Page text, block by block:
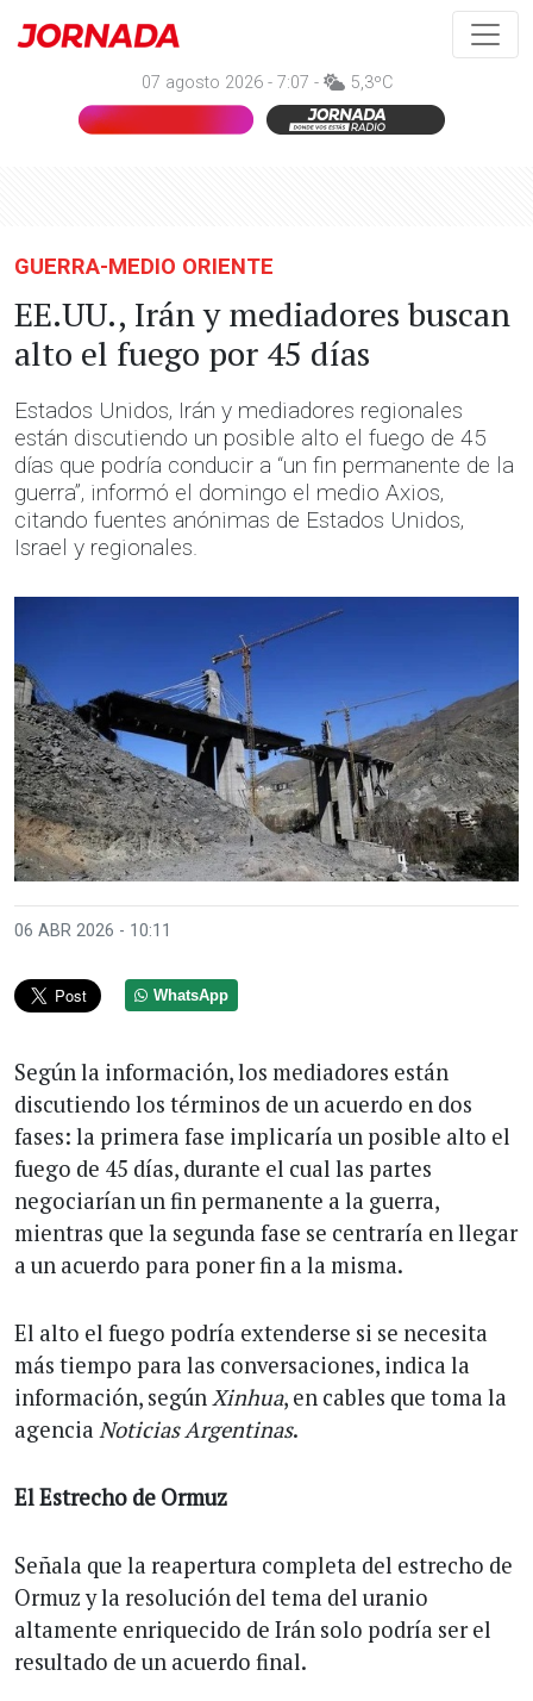
07 agosto 2026 - 7:07 - 5,3ºC
GUERRA-MEDIO ORIENTE
EE.UU., Irán y mediadores buscan
alto el fuego por 45 días
Estados Unidos, Irán y mediadores regionales
están discutiendo un posible alto el fuego de 45
días que podría conducir a “un fin permanente de la
guerra”, informó el domingo el medio Axios,
citando fuentes anónimas de Estados Unidos,
Israel y regionales.
06 ABR 2026 - 10:11
WhatsApp
Según la información, los mediadores están
discutiendo los términos de un acuerdo en dos
fases: la primera fase implicaría un posible alto el
fuego de 45 días, durante el cual las partes
negociarían un fin permanente a la guerra,
mientras que la segunda fase se centraría en llegar
a un acuerdo para poner fin a la misma.
El alto el fuego podría extenderse si se necesita
más tiempo para las conversaciones, indica la
información, según Xinhua, en cables que toma la
agencia Noticias Argentinas.
El Estrecho de Ormuz
Señala que la reapertura completa del estrecho de
Ormuz y la resolución del tema del uranio
altamente enriquecido de Irán solo podría ser el
resultado de un acuerdo final.